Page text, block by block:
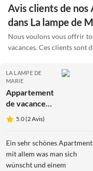
Avis clients de nos
dans La lampe de
Nous voulons vous offrir
vacances. Ces clients sont
LA LAMPE DE
MARIE
Appartement
de vacances
BeltBlick 8
5.0 (2 Avis)
Ein sehr schönes Apartment
mit allem was man sich
wünscht und einem